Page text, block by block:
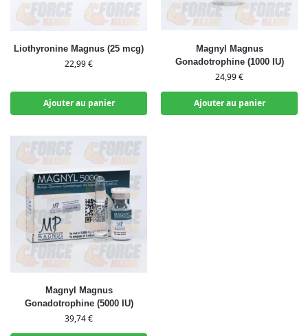
Liothyronine Magnus (25 mcg)
22,99€
Ajouter au panier
Magnyl Magnus
Gonadotrophine (1000 IU)
24,99€
Ajouter au panier
Magnyl Magnus
Gonadotrophine (5000 IU)
39,74€